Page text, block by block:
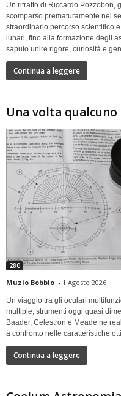
Un ritratto di Riccardo Pozzobon,
scomparso prematuramente nel
straordinario percorso scientifico
lunari, fino alla formazione degli
saputo unire rigore, curiosità e
Continua a leggere
Una volta qualcuno
280
Muzio Bobbio - 1 Agosto 2026
Un viaggio tra gli oculari
multiple, strumenti oggi quasi
Baader, Celestron e Meade ne
a confronto nelle caratteristiche
Continua a leggere